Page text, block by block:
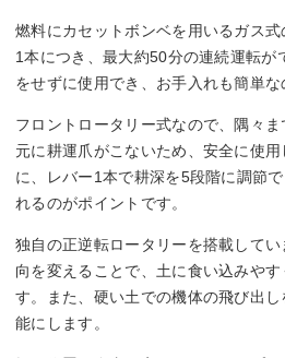
燃料にカセットボンベを用いるガス
1本につき、最大約50分の連続運転が
をせずに使用でき、お手入れも簡単な
フロントロータリー式なので、隅々
元に耕運爪がこないため、安全に使
に、レバー1本で耕深を5段階に調節
れるのがポイントです。
独自の正逆転ロータリーを搭載して
向を変えることで、土に食い込みや
す。また、硬い土での機体の飛び出
能にします。